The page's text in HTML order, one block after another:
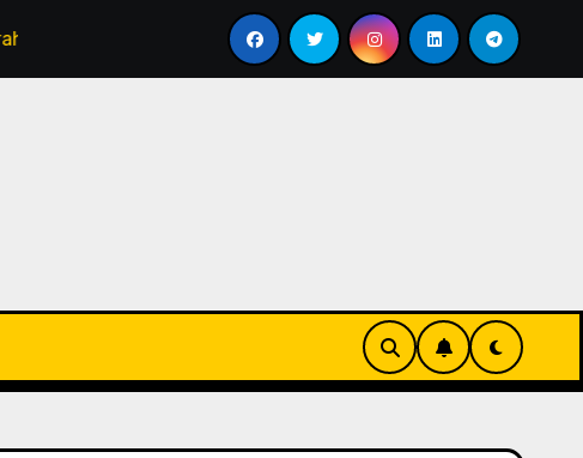
Menyesap Kopi Di Jakarta Timur Soal Kopi Darat